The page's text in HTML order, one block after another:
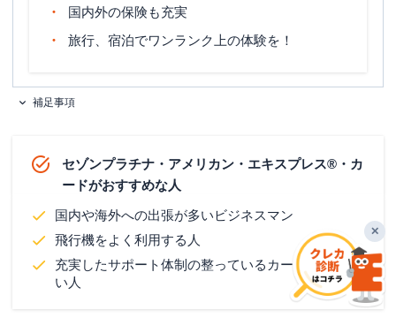
国内外の保険も充実
旅行、宿泊でワンランク上の体験を！
補足事項
セゾンプラチナ・アメリカン・エキスプレス®・カ
ードがおすすめな人
国内や海外への出張が多いビジネスマン
飛行機をよく利用する人
充実したサポート体制の整っているカードを持ちた
い人
✕